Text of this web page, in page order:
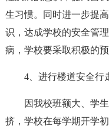
生习惯。同时进一步提
识，达成学校的安全管
病，学校要采取积极的预
4、进行楼道安全行
因我校班额大、学
挤，学校在每学期开学